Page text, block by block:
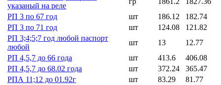
указаный на реле
РП 3 по 67 год
шт 186.12
182.74
РП 3 по 71 год
шт 124.08
121.82
РП 3;4;5;7 год любой паспорт
любой
шт 13
12.77
РП 4,5,7 до 66 года
шт 413.6
406.08
РП 4,5,7 до 68.02 года
шт 372.24
365.47
РПА 11;12 до 01.92г
шт 83.29
81.77